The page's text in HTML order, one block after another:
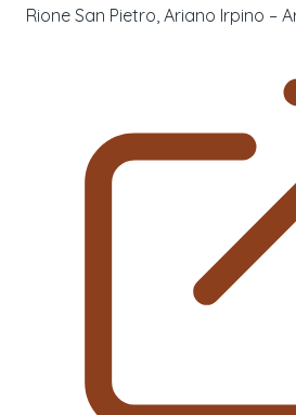
Rione San Pietro, Ariano Irpino –